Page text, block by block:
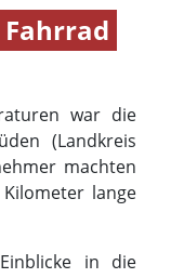
machten
lange
in die
in
erklärt, wie aus
entsteht. Viel
angebauten